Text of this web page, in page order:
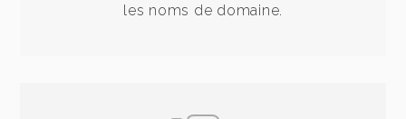
les noms de domaine.